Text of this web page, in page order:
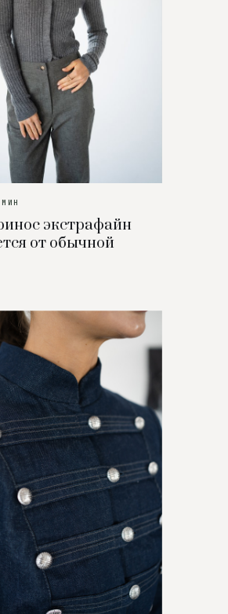
экстрафайн
от обычной